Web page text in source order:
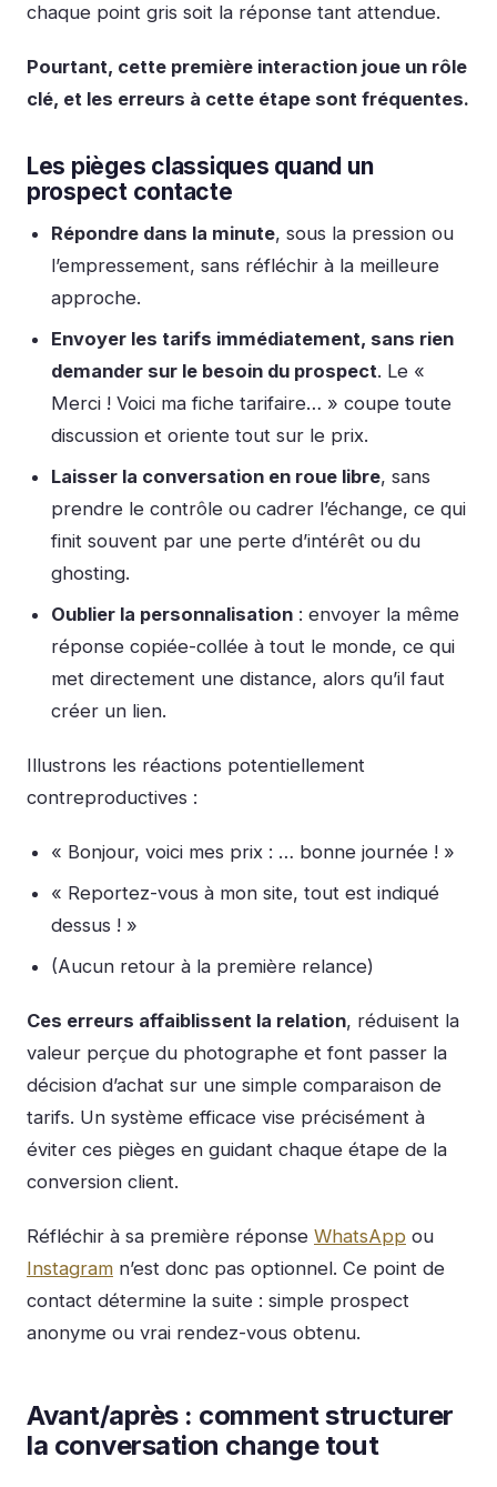
chaque point gris soit la réponse tant attendue.
Pourtant, cette première interaction joue un rôle
clé, et les erreurs à cette étape sont fréquentes.
Les pièges classiques quand un
prospect contacte
Répondre dans la minute, sous la pression ou
l’empressement, sans réfléchir à la meilleure
approche.
Envoyer les tarifs immédiatement, sans rien
demander sur le besoin du prospect. Le «
Merci ! Voici ma fiche tarifaire… » coupe toute
discussion et oriente tout sur le prix.
Laisser la conversation en roue libre, sans
prendre le contrôle ou cadrer l’échange, ce qui
finit souvent par une perte d’intérêt ou du
ghosting.
Oublier la personnalisation : envoyer la même
réponse copiée-collée à tout le monde, ce qui
met directement une distance, alors qu’il faut
créer un lien.
Illustrons les réactions potentiellement
contreproductives :
« Bonjour, voici mes prix : … bonne journée ! »
« Reportez-vous à mon site, tout est indiqué
dessus ! »
(Aucun retour à la première relance)
Ces erreurs affaiblissent la relation, réduisent la
valeur perçue du photographe et font passer la
décision d’achat sur une simple comparaison de
tarifs. Un système efficace vise précisément à
éviter ces pièges en guidant chaque étape de la
conversion client.
Réfléchir à sa première réponse WhatsApp ou
Instagram n’est donc pas optionnel. Ce point de
contact détermine la suite : simple prospect
anonyme ou vrai rendez-vous obtenu.
Avant/après : comment structurer
la conversation change tout